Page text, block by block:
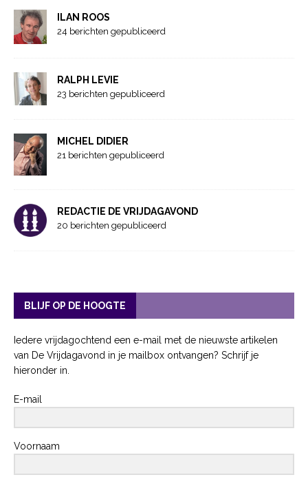
ILAN ROOS
24 berichten gepubliceerd
RALPH LEVIE
23 berichten gepubliceerd
MICHEL DIDIER
21 berichten gepubliceerd
REDACTIE DE VRIJDAGAVOND
20 berichten gepubliceerd
BLIJF OP DE HOOGTE
Iedere vrijdagochtend een e-mail met de nieuwste artikelen
van De Vrijdagavond in je mailbox ontvangen? Schrijf je
hieronder in.
E-mail
Voornaam